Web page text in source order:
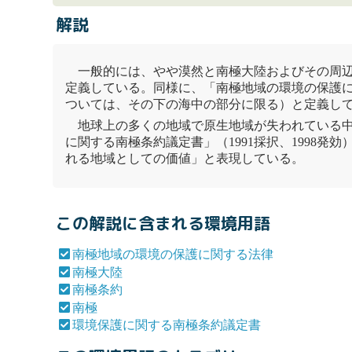
解説
一般的には、やや漠然と南極大陸およびその周
定義している。同様に、「南極地域の環境の保護
ついては、その下の海中の部分に限る）と定義し
地球上の多くの地域で原生地域が失われている
に関する南極条約議定書」（1991採択、1998発
れる地域としての価値」と表現している。
この解説に含まれる環境用語
南極地域の環境の保護に関する法律
南極大陸
南極条約
南極
環境保護に関する南極条約議定書